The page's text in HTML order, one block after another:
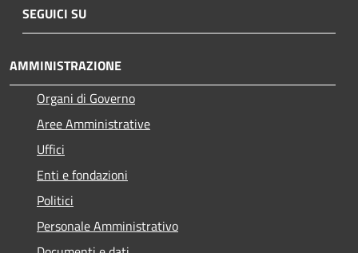
SEGUICI SU
AMMINISTRAZIONE
Organi di Governo
Aree Amministrative
Uffici
Enti e fondazioni
Politici
Personale Amministrativo